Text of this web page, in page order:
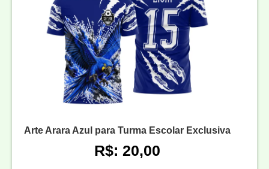
Arte Arara Azul para Turma Escolar Exclusiva
R$: 20,00